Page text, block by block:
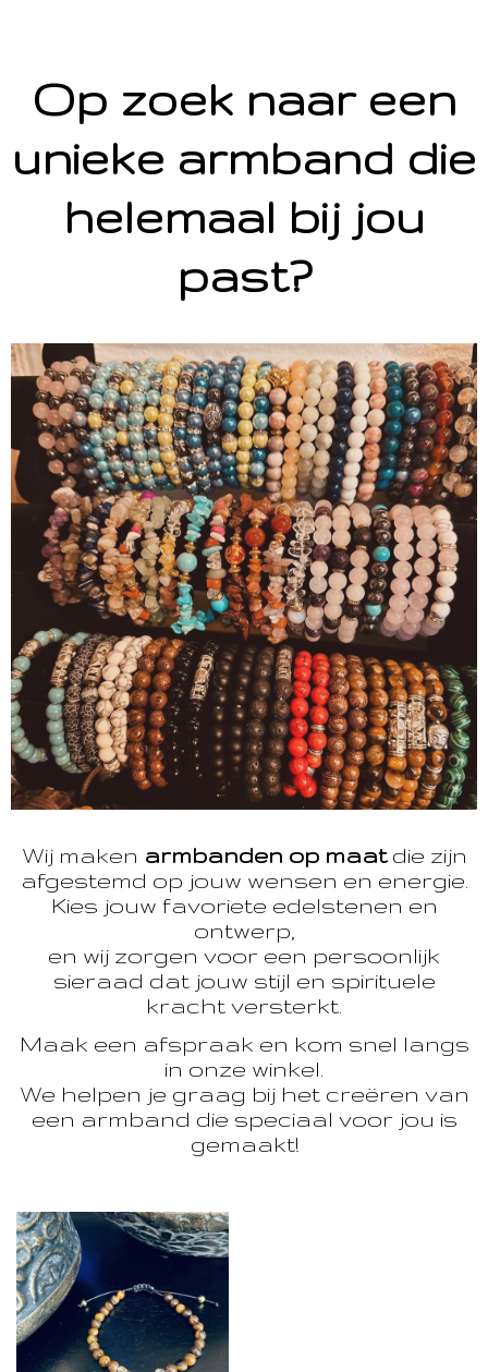
Op zoek naar een
unieke armband die
helemaal bij jou
past?
Wij maken armbanden op maatdie zijn
afgestemd op jouw wensen en energie.
Kies jouw favoriete edelstenen en
ontwerp,
en wij zorgen voor een persoonlijk
sieraad dat jouw stijl en spirituele
kracht versterkt.
Maak een afspraak en kom snel langs
in onze winkel.
We helpen je graag bij het creëren van
een armband die speciaal voor jou is
gemaakt!